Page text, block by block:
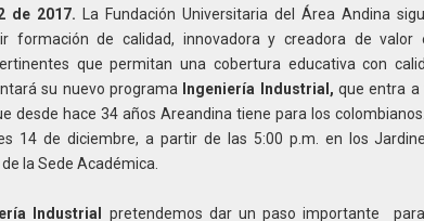
de 2017. La Fundación Universitaria del Área Andina
formación de calidad, innovadora y creadora de valor
que permitan una cobertura educativa con
su nuevo programa Ingeniería Industrial, que entra
desde hace 34 años Areandina tiene para los
14 de diciembre, a partir de las 5:00 p.m. en los
la Sede Académica.
Industrial
pretendemos dar un paso importante